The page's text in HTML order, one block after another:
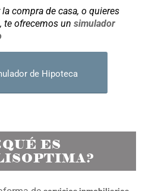
compra de casa, o quieres
te ofrecemos unsimulador
de Hipoteca
ES